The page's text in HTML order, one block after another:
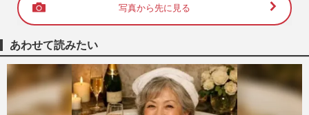
写真から先に見る
あわせて読みたい